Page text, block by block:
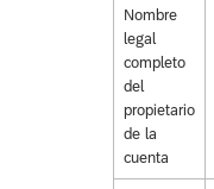
Nombre
legal
completo
del
propietario
de la
cuenta